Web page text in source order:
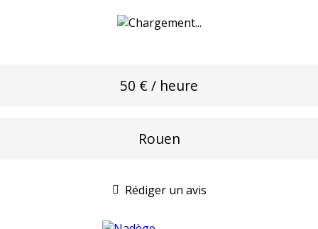
50 € / heure
Rouen
Rédiger un avis